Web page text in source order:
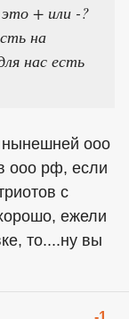
+ или -?
на
нас есть
нынешней ооо
ооо рф, если
с
ежели
то....ну вы